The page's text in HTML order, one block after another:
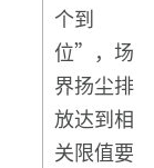
个到
位”，场
界扬尘排
放达到相
关限值要